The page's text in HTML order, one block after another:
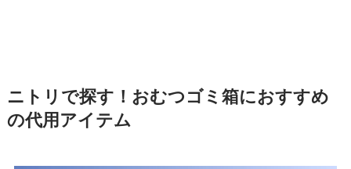
ニトリで探す！おむつゴミ箱におすすめ
の代用アイテム